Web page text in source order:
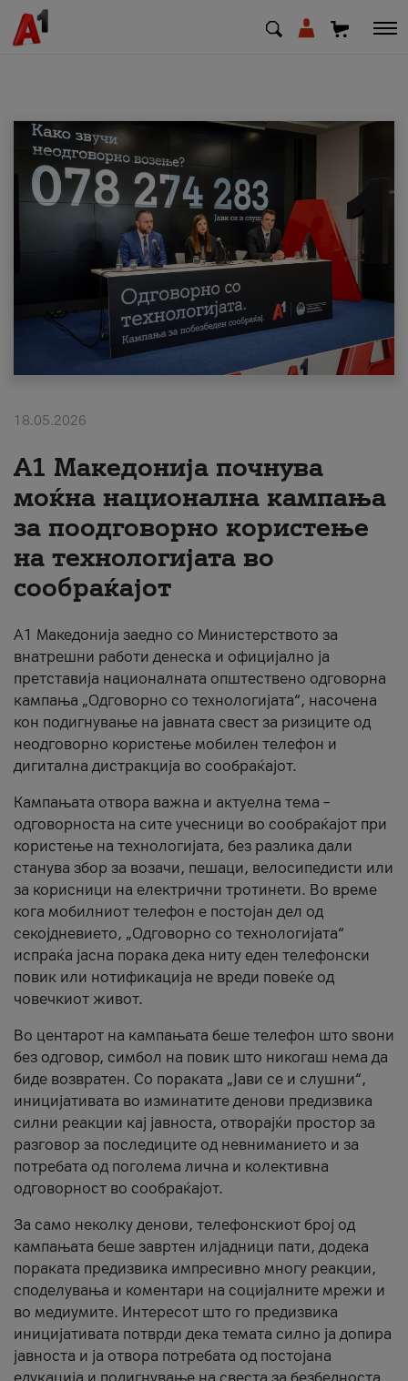
МК EN SQ
Деловни
Поддршка
Надополни кредит
#ПодобарОнлајн
18.05.2026
A1 Македонија почнува
моќна национална кампања
за поодговорно користење
на технологијата во
сообраќајот
A1 Македонија заедно со Министерството за
внатрешни работи денеска и официјално ја
претставија националната општествено одговорна
кампања „Одговорно со технологијата“, насочена
кон подигнување на јавната свест за ризиците од
неодговорно користење мобилен телефон и
дигитална дистракција во сообраќајот.
Кампањата отвора важна и актуелна тема –
одговорноста на сите учесници во сообраќајот при
користење на технологијата, без разлика дали
станува збор за возачи, пешаци, велосипедисти или
за корисници на електрични тротинети. Во време
кога мобилниот телефон е постојан дел од
секојдневието, „Одговорно со технологијата“
испраќа јасна порака дека ниту еден телефонски
повик или нотификација не вреди повеќе од
човечкиот живот.
Во центарот на кампањата беше телефон што ѕвони
без одговор, симбол на повик што никогаш нема да
биде возвратен. Со пораката „Јави се и слушни“,
иницијативата во изминатите денови предизвика
силни реакции кај јавноста, отворајќи простор за
разговор за последиците од невниманието и за
потребата од поголема лична и колективна
одговорност во сообраќајот.
За само неколку денови, телефонскиот број од
кампањата беше завртен илјадници пати, додека
пораката предизвика импресивно многу реакции,
споделувања и коментари на социјалните мрежи и
во медиумите. Интересот што го предизвика
иницијативата потврди дека темата силно ја допира
јавноста и ја отвора потребата од постојана